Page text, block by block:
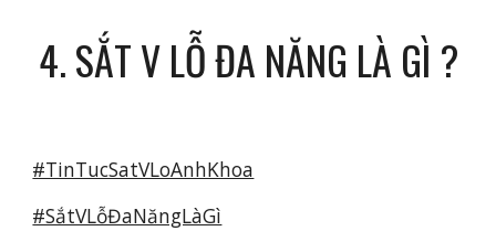
4. SẮT V LỖ ĐA NĂNG LÀ GÌ ?
#TinTucSatVLoAnhKhoa
#SắtVLỗĐaNăngLàGì